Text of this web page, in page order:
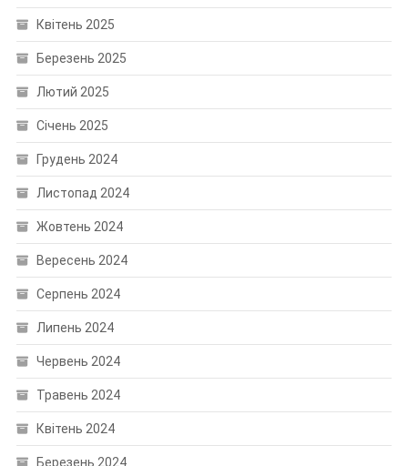
Квітень 2025
Березень 2025
Лютий 2025
Січень 2025
Грудень 2024
Листопад 2024
Жовтень 2024
Вересень 2024
Серпень 2024
Липень 2024
Червень 2024
Травень 2024
Квітень 2024
Березень 2024